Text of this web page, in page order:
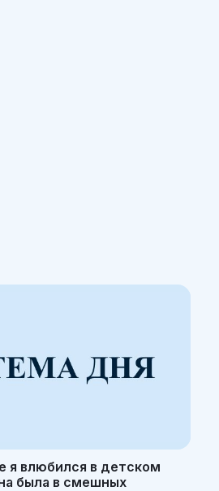
я влюбился в детском
была в смешных